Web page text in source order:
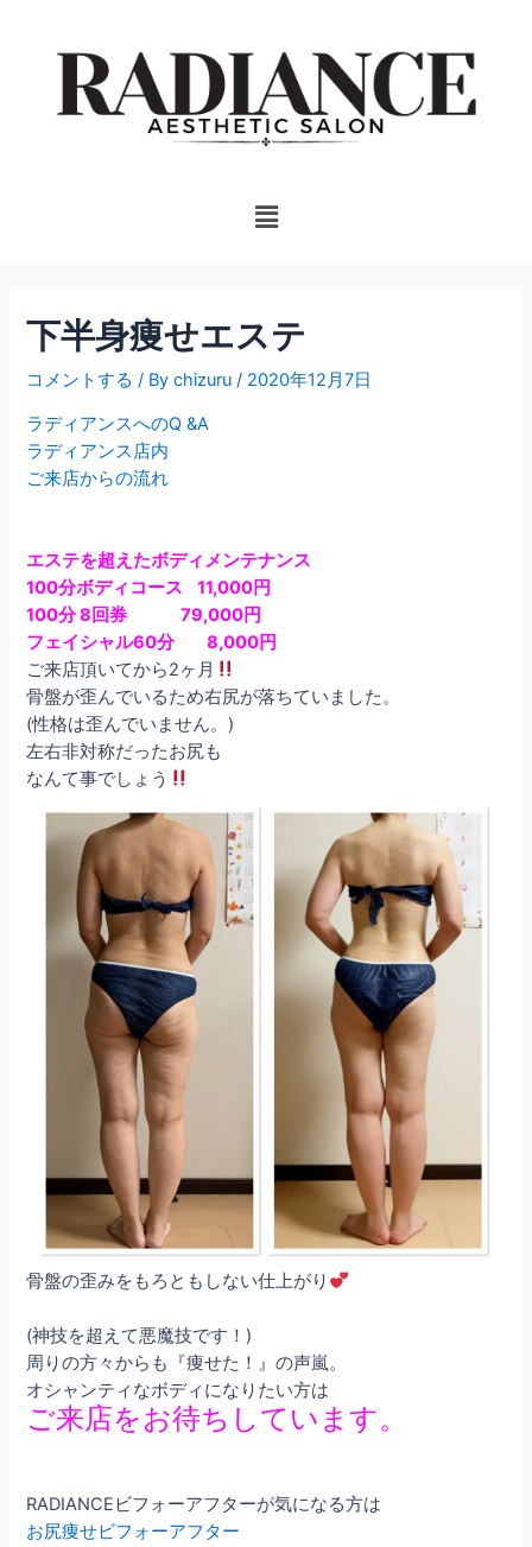
Menu
下半身痩せエステ
コメントする / Bychizuru/ 2020年12月7日
ラディアンスへのQ &A
ラディアンス店内
ご来店からの流れ
エステを超えたボディメンテナンス
100分ボディコース 11,000円
100分 8回券 79,000円
フェイシャル60分 8,000円
ご来店頂いてから2ヶ月
骨盤が歪んでいるため右尻が落ちていました。
(性格は歪んでいません。)
左右非対称だったお尻も
なんて事でしょう
骨盤の歪みをもろともしない仕上がり
(神技を超えて悪魔技です！)
周りの方々からも『痩せた！』の声嵐。
オシャンティなボディになりたい方は
ご来店をお待ちしています。
RADIANCEビフォーアフターが気になる方は
お尻痩せビフォーアフター
ビ
ゲ